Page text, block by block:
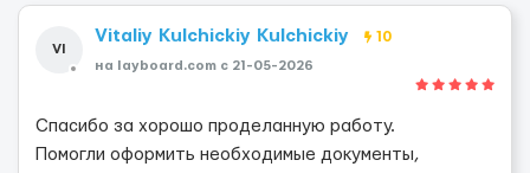
VI
Vitaliy Kulchickiy Kulchickiy 10
на layboard.com c 21-05-2026
Спасибо за хорошо проделанную работу.
Помогли оформить необходимые документы,